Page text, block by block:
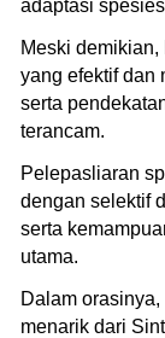
adaptasi
Meski
yang efektif dan
serta
terancam.
Pelepasliaran
dengan selektif
serta
utama.
Dalam
menarik dari